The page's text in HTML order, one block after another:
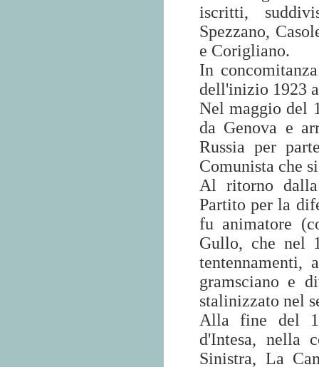
iscritti,
Spezzano,
e Corigliano.
In
dell'inizio 1923
Nel maggio del
da Genova e
Russia per
Comunista che
Al ritorno
Partito per la
fu animatore
Gullo, che nel
tentennamenti,
gramsciano e
stalinizzato nel
Alla fine del
d'Intesa, nella
Sinistra, La